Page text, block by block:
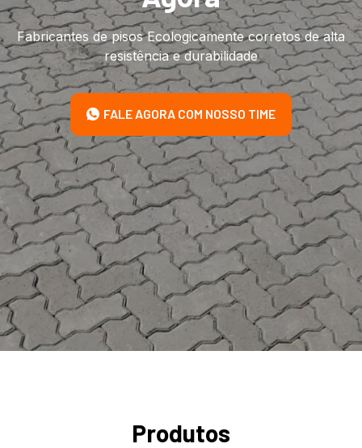
Fabricantes de pisos Ecologicamente corretos de alta
resistência e durabilidade
FALE AGORA COM NOSSO TIME
Produtos